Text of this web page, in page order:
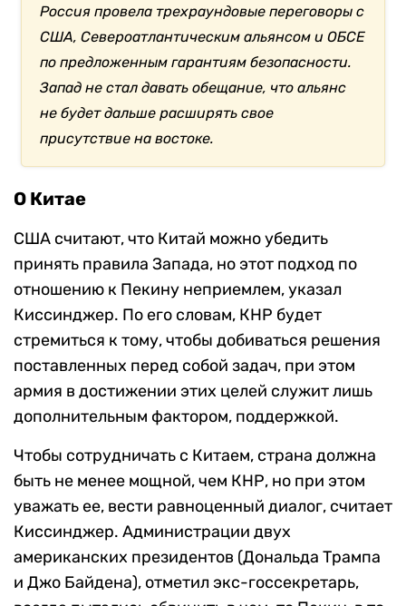
Россия провела трехраундовые переговоры с
США, Североатлантическим альянсом и ОБСЕ
по предложенным гарантиям безопасности.
Запад не стал давать обещание, что альянс
не будет дальше расширять свое
присутствие на востоке.
О Китае
США считают, что Китай можно убедить
принять правила Запада, но этот подход по
отношению к Пекину неприемлем, указал
Киссинджер. По его словам, КНР будет
стремиться к тому, чтобы добиваться решения
поставленных перед собой задач, при этом
армия в достижении этих целей служит лишь
дополнительным фактором, поддержкой.
Чтобы сотрудничать с Китаем, страна должна
быть не менее мощной, чем КНР, но при этом
уважать ее, вести равноценный диалог, считает
Киссинджер. Администрации двух
американских президентов (Дональда Трампа
и Джо Байдена), отметил экс-госсекретарь,